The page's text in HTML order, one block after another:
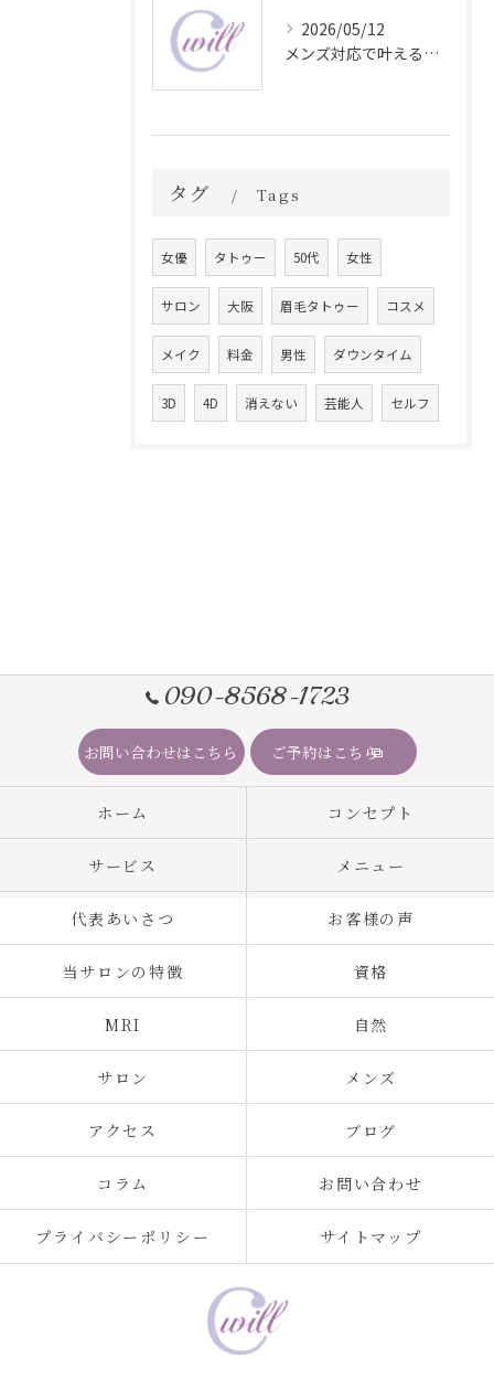
2026/05/12
メンズ対応で叶える自然な眉毛タトゥーの魅力
タグ Tags
女優 タトゥー 50代 女性
サロン 大阪 眉毛タトゥー コスメ
メイク 料金 男性 ダウンタイム
3D 4D 消えない 芸能人 セルフ
090-8568-1723
お問い合わせはこちら ご予約はこちら
ホーム コンセプト
サービス メニュー
代表あいさつ お客様の声
当サロンの特徴 資格
MRI 自然
サロン メンズ
アクセス ブログ
コラム お問い合わせ
プライバシーポリシー サイトマップ